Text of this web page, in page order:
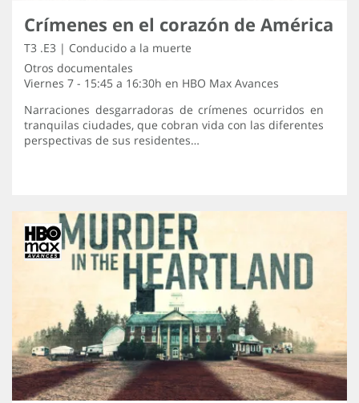
Crímenes en el corazón de América
T3 .E3 | Conducido a la muerte
Otros documentales
Viernes 7 - 15:45 a 16:30h en HBO Max Avances
Narraciones desgarradoras de crímenes ocurridos en
tranquilas ciudades, que cobran vida con las diferentes
perspectivas de sus residentes…